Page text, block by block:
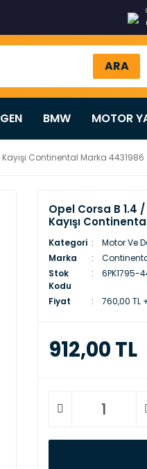
ARA
BMW MOTOR
Continental Marka 4431986
Opel Corsa B 1.4 /
Kayışı
Kategori
Motor Ve
Marka
Stok
Kodu
6PK1795-
Fiyat 760,00 TL
912,00 TL